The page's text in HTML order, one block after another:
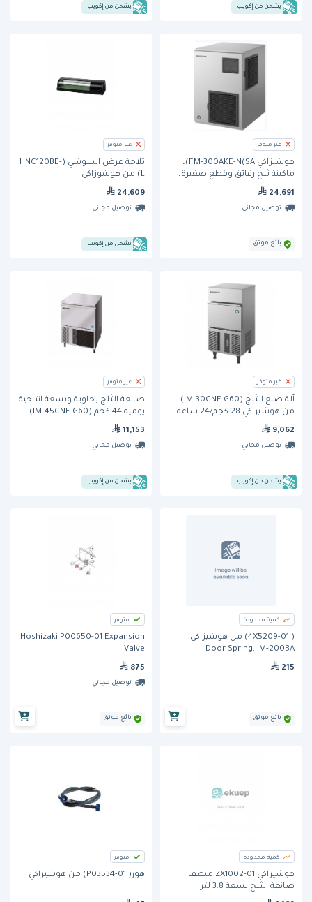
يشحن من إكويب يشحن من إكويب
غير متوفر
هوشيزاكي FM-300AKE-N(SA)،
ماكينة ثلج رقائق وقطع صغيرة،
24,691
توصيل مجاني
بائع موثق
غير متوفر
ثلاجة عرض السوشي (HNC120BE-
L) من هوشوزاكي
24,609
توصيل مجاني
يشحن من إكويب
غير متوفر
آلة صنع الثلج (IM-30CNE G60)
من هوشيزاكي 28 كجم/24 ساعة
9,062
توصيل مجاني
يشحن من إكويب
غير متوفر
صانعة الثلج بحاوية وبسعة انتاجية
يومية 44 كجم (IM-45CNE G60)
من هوشيزاكي
11,153
توصيل مجاني
يشحن من إكويب
كمية محدودة
( 4X5209-01) من هوشيزاكي,
Door Spring, IM-200BA
215
بائع موثق
متوفر
Hoshizaki P00650-01 Expansion
Valve
875
توصيل مجاني
بائع موثق
كمية محدودة
هوشيزاكي ZX1002-01 منظف
صانعة الثلج بسعة 3.8 لتر
متوفر
هوز( P03534-01) من هوشيزاكي